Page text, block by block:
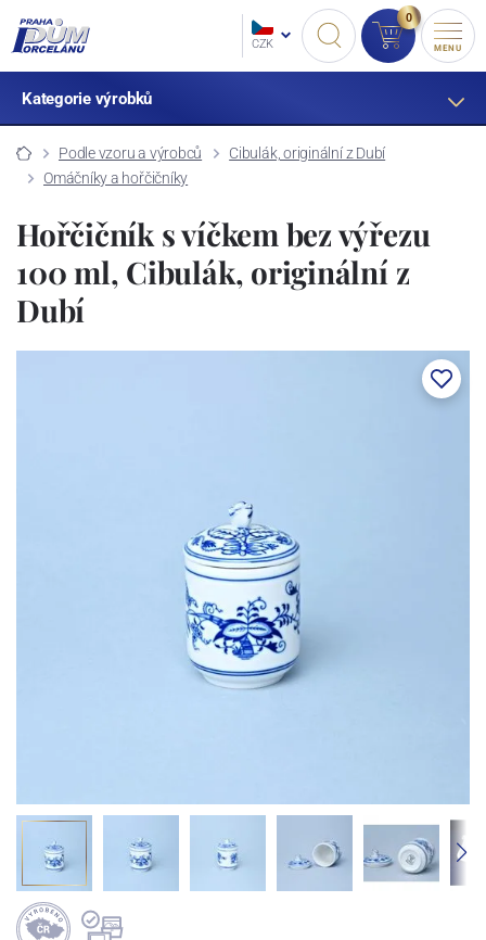
CZK
0
MENU
Kategorie výrobků
Podle vzoru a výrobců
Cibulák, originální z Dubí
Omáčníky a hořčičníky
Hořčičník s víčkem bez výřezu
100 ml, Cibulák, originální z
Dubí